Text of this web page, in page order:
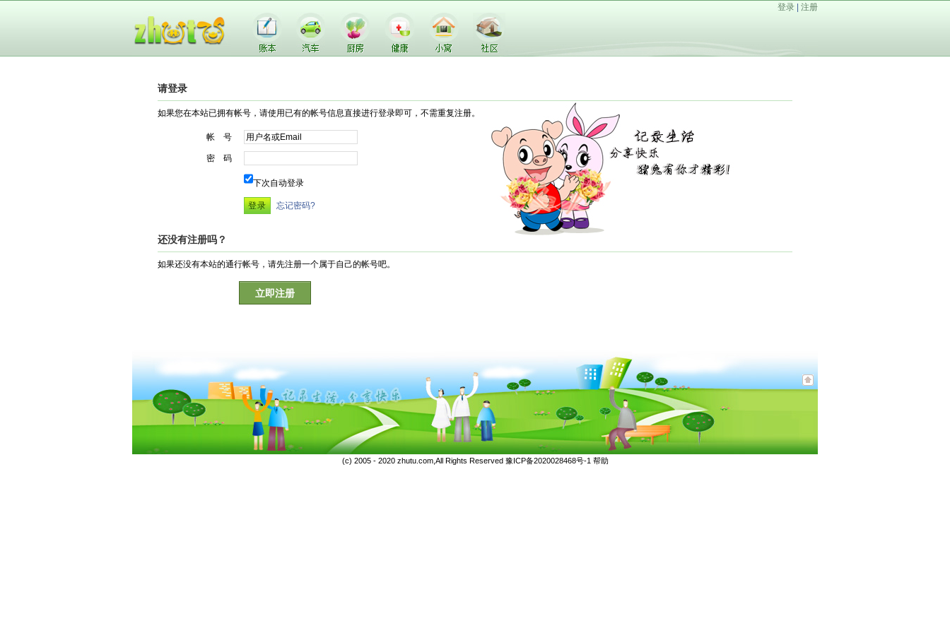
登录 注册
请登录
如果您在本站已拥有帐号，请使用已有的帐号信息直接进行登录即可，不需重复注册。
帐 号
密 码
下次自动登录
忘记密码?
还没有注册吗？
如果还没有本站的通行帐号，请先注册一个属于自己的帐号吧。
立即注册
(c) 2005 - 2020 zhutu.com,All Rights Reserved 豫ICP备2020028468号-1 帮助